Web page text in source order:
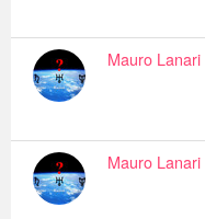
Mauro Lanari
Mauro Lanari